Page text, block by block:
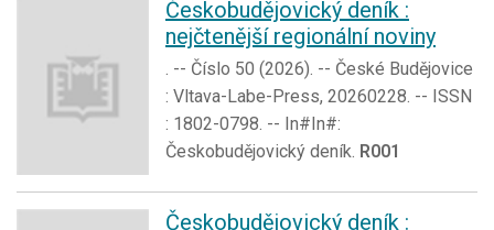
Českobudějovický deník :
nejčtenější regionální noviny
. -- Číslo 50 (2026). -- České Budějovice
: Vltava-Labe-Press, 20260228. -- ISSN
: 1802-0798. -- In#In#:
Českobudějovický deník. R001
Českobudějovický deník :